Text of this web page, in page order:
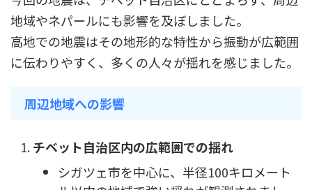
地域やネパールにも影響を及ぼしました。
高地での地震はその地形的な特性から振動が広範囲
に伝わりやすく、多くの人々が揺れを感じました。
周辺地域への影響
チベット自治区内の広範囲での揺れ
シガツェ市を中心に、半径100キロメート